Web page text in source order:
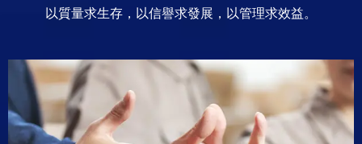
以質量求生存，以信譽求發展，以管理求效益。